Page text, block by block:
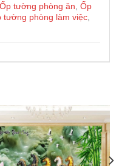
Ốp tường phòng ăn ,Ốp
tường phòng làm việc